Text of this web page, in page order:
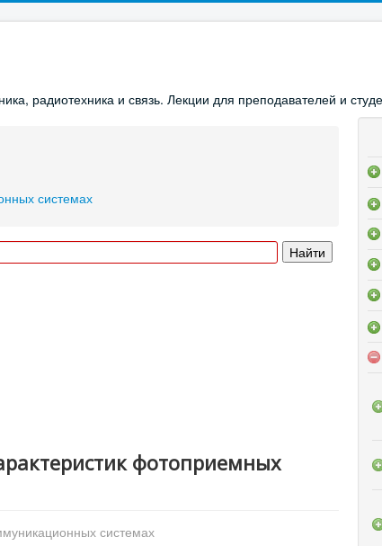
радиотехника и связь. Лекции для преподавателей и
системах
фотоприемных
системах